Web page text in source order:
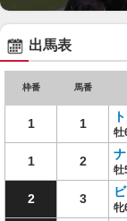
出馬表
枠番 馬番
1 1
牡
1 2
牡
2 3
牝